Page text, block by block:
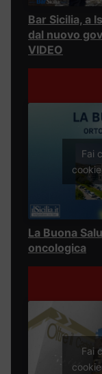
Bar Sicilia, a
dal nuovo
VIDEO
Fai
La Buona
oncologica
Fai